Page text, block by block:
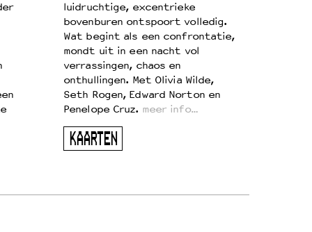
luidruchtige, excentrieke
bovenburen ontspoort volledig.
Wat begint als een confrontatie,
mondt uit in een nacht vol
verrassingen, chaos en
onthullingen. Met Olivia Wilde,
Seth Rogen, Edward Norton en
Penelope Cruz. meer info…
KAARTEN